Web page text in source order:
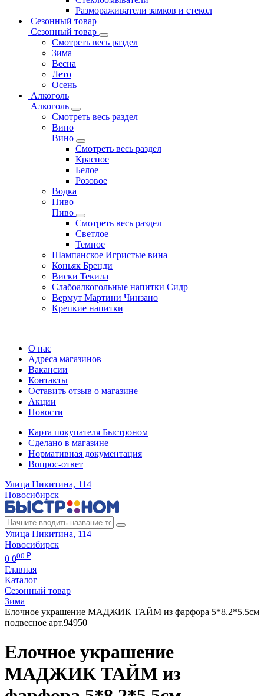
Размораживатели замков и стекол
Сезонный товар
Сезонный товар
Смотреть весь раздел
Зима
Весна
Лето
Осень
Алкоголь
Алкоголь
Смотреть весь раздел
Вино
Вино
Смотреть весь раздел
Красное
Белое
Розовое
Водка
Пиво
Пиво
Смотреть весь раздел
Cветлое
Темное
Шампанское Игристые вина
Коньяк Бренди
Виски Текила
Слабоалкогольные напитки Сидр
Вермут Мартини Чинзано
Крепкие напитки
О нас
Адреса магазинов
Вакансии
Контакты
Оставить отзыв о магазине
Акции
Новости
Карта покупателя Быстроном
Сделано в магазине
Нормативная документация
Вопрос-ответ
Улица Никитина, 114
Новосибирск
Улица Никитина, 114
Новосибирск
0 000 ₽
Главная
Каталог
Сезонный товар
Зима
Елочное украшение МАДЖИК ТАЙМ из фарфора 5*8.2*5.5см
подвесное арт.94950
Елочное украшение
МАДЖИК ТАЙМ из